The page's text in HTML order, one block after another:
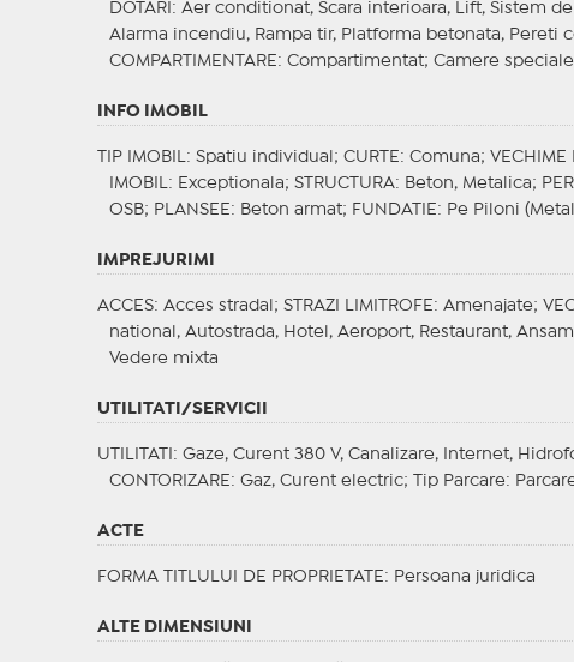
DOTARI : Aer conditionat, Scara interioara, Lift, Sistem
Alarma incendiu, Rampa tir, Platforma betonata, Pereti
COMPARTIMENTARE : Compartimentat; Camere speciale
INFO IMOBIL
TIP IMOBIL : Spatiu individual; CURTE : Comuna; VECHIME
IMOBIL
: Exceptionala; STRUCTURA: Beton, Metalica;
OSB; PLANSEE : Beton armat; FUNDATIE : Pe Piloni
IMPREJURIMI
ACCES: Acces stradal; STRAZI LIMITROFE : Amenajate;
national, Autostrada, Hotel, Aeroport, Restaurant,
Vedere mixta
UTILITATI/SERVICII
UTILITATI : Gaze, Curent 380 V, Canalizare, Internet,
CONTORIZARE : Gaz, Curent electric; Tip Parcare:
ACTE
FORMA TITLULUI DE PROPRIETATE : Persoana juridica
ALTE DIMENSIUNI